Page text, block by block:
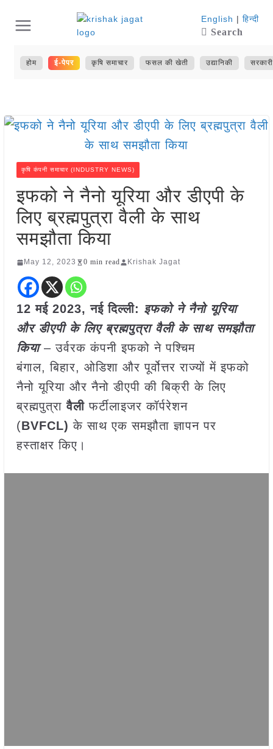
content
English | हिन्दी
Search
होम ई-पेपर कृषि समाचार फसल की खेती उद्यानिकी
कृषि कंपनी समाचार (INDUSTRY NEWS)
इफको ने नैनो यूरिया और डीएपी के
लिए ब्रह्मपुत्रा वैली के साथ
समझौता किया
May 12, 2023 0 min read Krishak Jagat
12 मई 2023, नई दिल्ली: इफको ने नैनो यूरिया
और डीएपी के लिए ब्रह्मपुत्रा वैली के साथ समझौता
किया– उर्वरक कंपनी इफको ने पश्चिम
बंगाल, बिहार, ओडिशा और पूर्वोत्तर राज्यों में इफको
नैनो यूरिया और नैनो डीएपी की बिक्री के लिए
ब्रह्मपुत्रावैलीफर्टीलाइजर कॉर्परेशन
(BVFCL)के साथ एक समझौता ज्ञापन पर
हस्ताक्षर किए।